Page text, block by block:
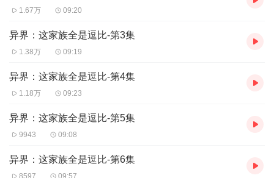
1.67万 09:20
异界：这家族全是逗比-第3集
1.38万 09:19
异界：这家族全是逗比-第4集
1.18万 09:23
异界：这家族全是逗比-第5集
9943 09:08
异界：这家族全是逗比-第6集
8597 09:57